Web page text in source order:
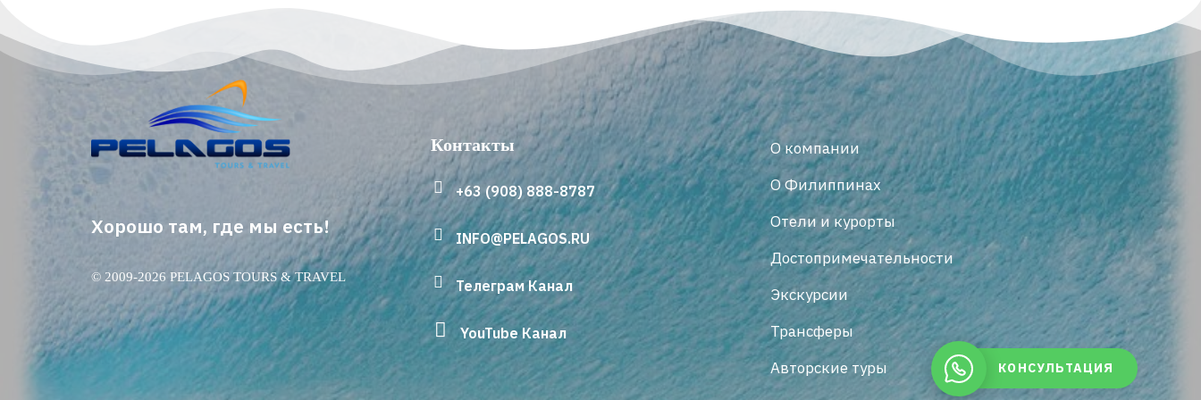
КОНСУЛЬТАЦИЯ
Хорошо там, где мы есть!
© 2009-2026 PELAGOS TOURS & TRAVEL
Контакты
+63 (908) 888-8787
INFO@PELAGOS.RU
Телеграм Канал
YouTube Канал
О компании
О Филиппинах
Отели и курорты
Достопримечательности
Экскурсии
Трансферы
Авторские туры